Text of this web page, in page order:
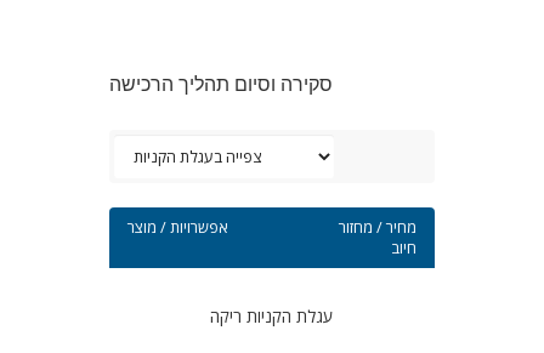
סקירה וסיום תהליך הרכישה
אפשרויות / מוצר
מחיר / מחזור
חיוב
עגלת הקניות ריקה